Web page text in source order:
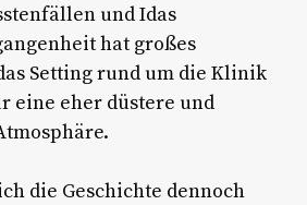
und Idas
hat großes
Setting rund um die Klinik
eine eher düstere und
die Geschichte dennoch